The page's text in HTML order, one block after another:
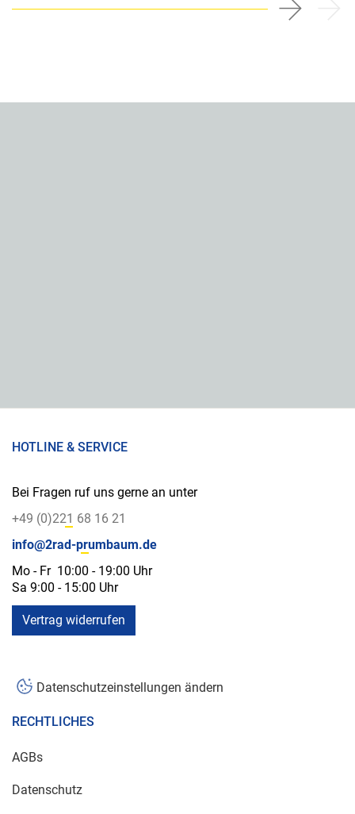
HOTLINE & SERVICE
Bei Fragen ruf uns gerne an unter
+49 (0)221 68 16 21
info@2rad-prumbaum.de
Mo - Fr 10:00 - 19:00 Uhr
Sa 9:00 - 15:00 Uhr
Vertrag widerrufen
Datenschutzeinstellungen ändern
RECHTLICHES
AGBs
Datenschutz